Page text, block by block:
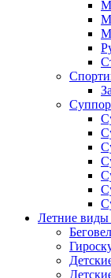
Летние виды